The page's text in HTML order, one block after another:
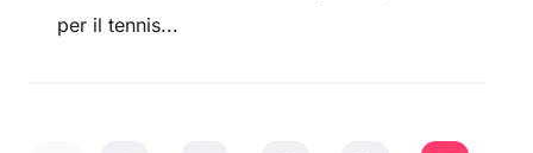
per il tennis...